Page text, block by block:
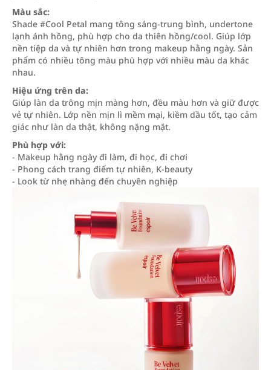
Màu sắc:
Shade #Cool Petal mang tông sáng-trung bình, undertone
lạnh ánh hồng, phù hợp cho da thiên hồng/cool. Giúp lớp
nền tiệp da và tự nhiên hơn trong makeup hằng ngày. Sản
phẩm có nhiều tông màu phù hợp với nhiều màu da khác
nhau.
Hiệu ứng trên da:
Giúp làn da trông mịn màng hơn, đều màu hơn và giữ được
vẻ tự nhiên. Lớp nền mịn lì mềm mại, kiềm dầu tốt, tạo cảm
giác như làn da thật, không nặng mặt.
Phù hợp với:
- Makeup hằng ngày đi làm, đi học, đi chơi
- Phong cách trang điểm tự nhiên, K-beauty
- Look từ nhẹ nhàng đến chuyên nghiệp